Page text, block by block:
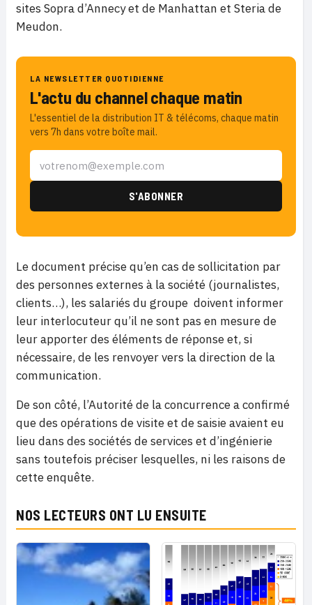
sites Sopra d’Annecy et de Manhattan et Steria de
Meudon.
LA NEWSLETTER QUOTIDIENNE
L'actu du channel chaque matin
L'essentiel de la distribution IT & télécoms, chaque matin
vers 7h dans votre boîte mail.
Le document précise qu’en cas de sollicitation par
des personnes externes à la société (journalistes,
clients…), les salariés du groupe doivent informer
leur interlocuteur qu’il ne sont pas en mesure de
leur apporter des éléments de réponse et, si
nécessaire, de les renvoyer vers la direction de la
communication.
De son côté, l’Autorité de la concurrence a confirmé
que des opérations de visite et de saisie avaient eu
lieu dans des sociétés de services et d’ingénierie
sans toutefois préciser lesquelles, ni les raisons de
cette enquête.
NOS LECTEURS ONT LU ENSUITE